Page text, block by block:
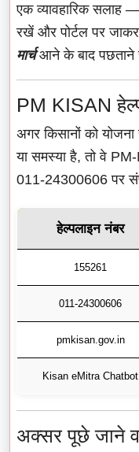
एक व्यावहारिक सलाह
रखें और पोर्टल पर
मार्चआने के बाद पछताने
PM KISAN
अगर किसानों को
या समस्या है, तो वे
011-24300606 पर
हेल्पलाइन नंबर
155261
011-24300606
pmkisan.gov.in
Kisan eMitra Chatbot
अक्सर पूछे जाने